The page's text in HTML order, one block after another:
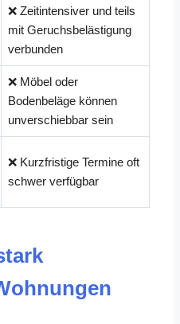
❌ Zeitintensiver und teils
mit Geruchsbelästigung
verbunden
❌ Möbel oder
Bodenbeläge können
unverschiebbar sein
❌ Kurzfristige Termine oft
schwer verfügbar